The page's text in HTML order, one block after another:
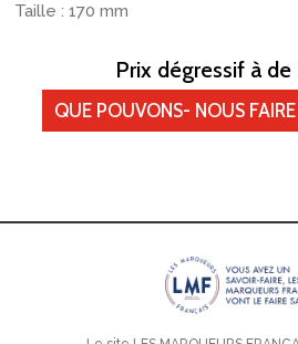
Taille : 170 mm
Prix dégressif à de
QUE POUVONS- NOUS